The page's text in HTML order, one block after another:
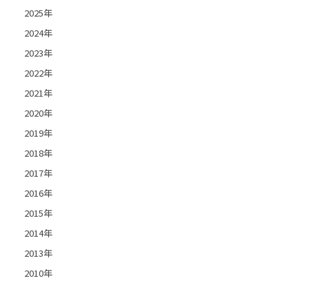
2025年
2024年
2023年
2022年
2021年
2020年
2019年
2018年
2017年
2016年
2015年
2014年
2013年
2010年